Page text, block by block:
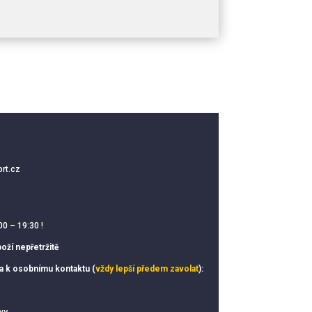
– 19:30 !
nepřetržitě
k osobnímu kontaktu (vždy lepší předem zavolat):